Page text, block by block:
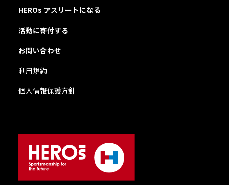
HEROs アスリートになる
活動に寄付する
お問い合わせ
利用規約
個人情報保護方針